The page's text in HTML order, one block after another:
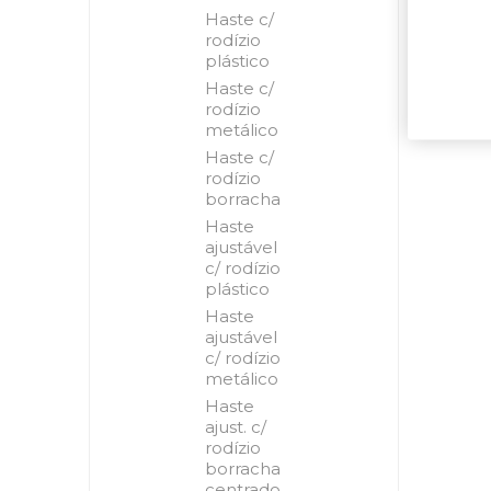
Haste c/
rodízio
plástico
Haste c/
rodízio
metálico
Haste c/
rodízio
borracha
Haste
ajustável
c/ rodízio
plástico
Haste
ajustável
c/ rodízio
metálico
Haste
ajust. c/
rodízio
borracha